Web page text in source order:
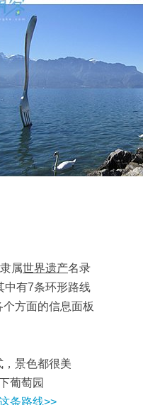
属世界遗产名录
中有7条环形路线
方面的信息面板
景色都很美
葡萄园
条路线>>